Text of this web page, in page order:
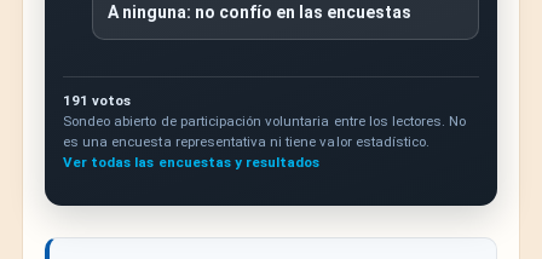
A ninguna: no confío en las encuestas
191 votos
Sondeo abierto de participación voluntaria entre los lectores. No
es una encuesta representativa ni tiene valor estadístico.
Ver todas las encuestas y resultados